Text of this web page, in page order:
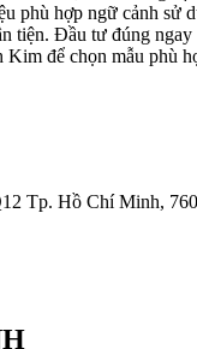
Tp. Hồ Chí Minh,